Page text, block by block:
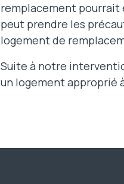
remplacement pourrait
peut prendre les
logement de
Suite à notre
un logement approprié